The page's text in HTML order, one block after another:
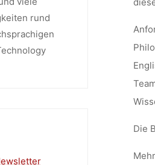
Die
rund